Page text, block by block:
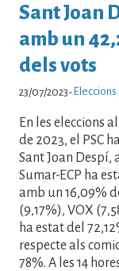
Sant Joan
amb un
dels vots
23/07/2023-Eleccions
En les eleccions
de 2023, el PSC
Sant Joan Despí,
Sumar-ECP ha
amb un 16,09%
(9,17%), VOX
ha estat del
respecte als
78%. A les 14